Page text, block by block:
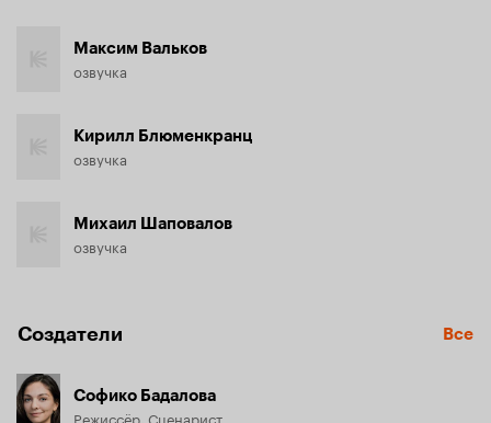
Максим Вальков
озвучка
Кирилл Блюменкранц
озвучка
Михаил Шаповалов
озвучка
Создатели Все
Софико Бадалова
Режиссёр, Сценарист